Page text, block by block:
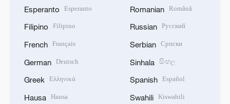
Esperanto Esperanto
Filipino Filipino
French Français
German Deutsch
Greek Ελληνικά
Hausa Hausa
Romanian Română
Russian Русский
Serbian Српски
Sinhala සිංහල
Spanish Español
Swahili Kiswahili